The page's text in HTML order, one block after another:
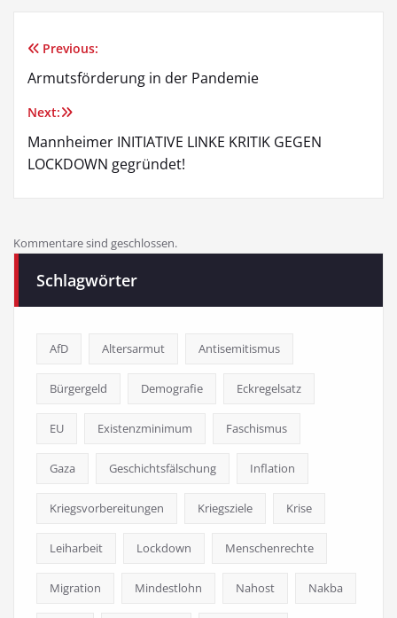
Beitragsnavigation
Previous:
Armutsförderung in der Pandemie
Next:
Mannheimer INITIATIVE LINKE KRITIK GEGEN
LOCKDOWN gegründet!
Kommentare sind geschlossen.
Schlagwörter
AfD Altersarmut Antisemitismus
Bürgergeld Demografie Eckregelsatz
EU Existenzminimum Faschismus
Gaza Geschichtsfälschung Inflation
Kriegsvorbereitungen Kriegsziele Krise
Leiharbeit Lockdown Menschenrechte
Migration Mindestlohn Nahost Nakba